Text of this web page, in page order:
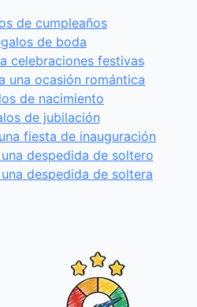
de cumpleaños
de boda
celebraciones festivas
una ocasión romántica
de nacimiento
de jubilación
fiesta de inauguración
despedida de soltero
despedida de soltera